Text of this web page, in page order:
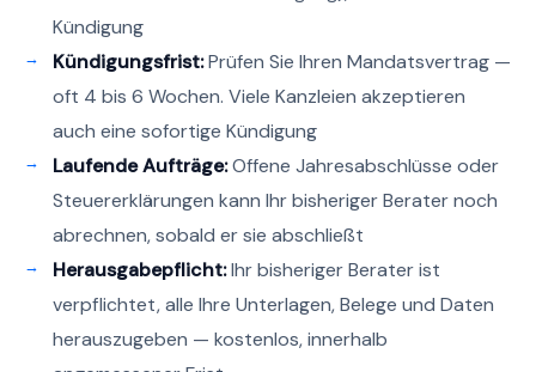
Kündigung
Kündigungsfrist:Prüfen Sie Ihren Mandatsvertrag —
oft 4 bis 6 Wochen. Viele Kanzleien akzeptieren
auch eine sofortige Kündigung
Laufende Aufträge:Offene Jahresabschlüsse oder
Steuererklärungen kann Ihr bisheriger Berater noch
abrechnen, sobald er sie abschließt
Herausgabepflicht:Ihr bisheriger Berater ist
verpflichtet, alle Ihre Unterlagen, Belege und Daten
herauszugeben — kostenlos, innerhalb